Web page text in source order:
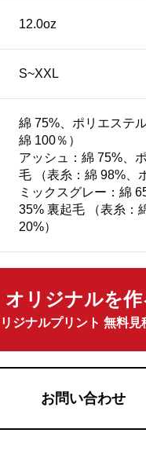
12.0oz
S~XXL
綿 75%、ポリエステ
綿 100％）
アッシュ：綿 75%、
毛 （表糸：綿 98%、
ミックスグレー：綿
35% 裏起毛 （表糸：
20%）
オリジナルを作
ジナルプリント 無料見
お問い合わせ